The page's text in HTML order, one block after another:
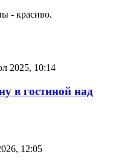
- красиво.
2025, 10:14
в гостиной над
12:05